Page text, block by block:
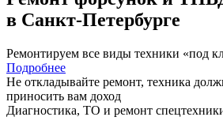
в Санкт-Петербурге
Ремонтируем все виды техники «под
Подробнее
Не откладывайте ремонт, техника
приносить вам доход
Диагностика, ТО и ремонт